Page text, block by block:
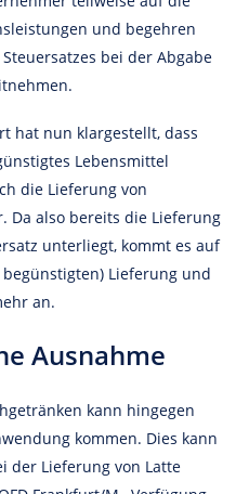
und begehren
bei der Abgabe
hat nun klargestellt, dass
Lebensmittel
die Lieferung von
Da also bereits die Lieferung
unterliegt, kommt es auf
Lieferung und
an.
Ausnahme
kann hingegen
kommen. Dies kann
der Lieferung von Latte